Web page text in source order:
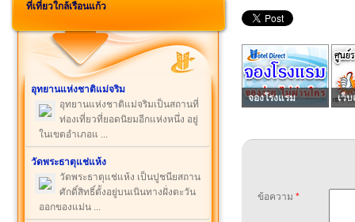
ที่เที่ยวใกล้เรือนแก้ว
อุทยานแห่งชาติแม่จริม
อุทยานแห่งชาติแม่จริมเป็นสถานที่
ท่องเที่ยวที่ยอดนิยมอีกแห่งหนึ่ง อยู่
ในเขตอำเภอแ ...
วัดพระธาตุแช่แห้ง
วัดพระธาตุแช่แห้ง เป็นปูชนียสถาน
ศักดิ์สิทธิ์ตั้งอยู่บนเนินทางฝั่งตะวัน
ออกของแม่น ...
จองโรงแรม เว็บ
ข้อความ *